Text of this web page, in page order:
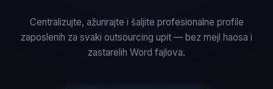
Centralizujte, ažurirajte i šaljite profesionalne profile
zaposlenih za svaki outsourcing upit — bez mejl haosa i
zastarelih Word fajlova.